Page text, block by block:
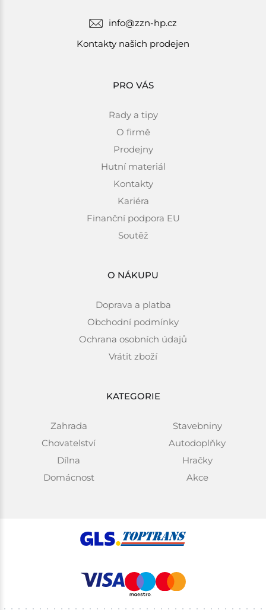
info@zzn-hp.cz
Kontakty našich prodejen
PRO VÁS
Rady a tipy
O firmě
Prodejny
Hutní materiál
Kontakty
Kariéra
Finanční podpora EU
Soutěž
O NÁKUPU
Doprava a platba
Obchodní podmínky
Ochrana osobních údajů
Vrátit zboží
KATEGORIE
Zahrada
Chovatelství
Dílna
Domácnost
Stavebniny
Autodoplňky
Hračky
Akce